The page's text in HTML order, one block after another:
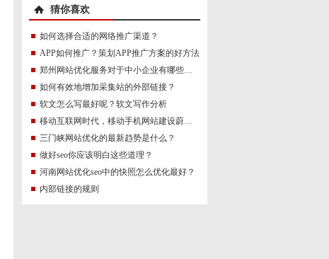
猜你喜欢
如何选择合适的网络推广渠道？
APP如何推广？策划APP推广方案的好方法
郑州网站优化服务对于中小企业有哪些帮助？
如何有效地增加采集站的外部链接？
软文怎么写最好呢？软文写作分析
移动互联网时代，移动手机网站建设蔚然成风。
三门峡网站优化的最新趋势是什么？
做好seo你应该明白这些道理？
河南网站优化seo中的快照怎么优化最好？
内部链接的规则